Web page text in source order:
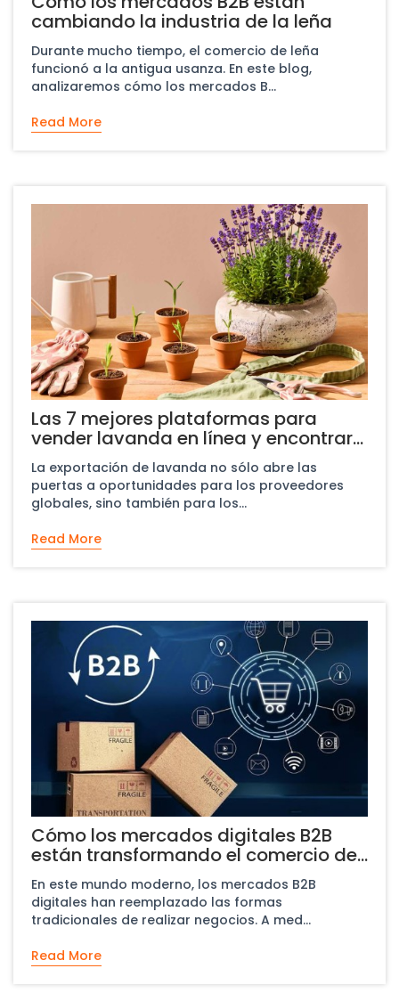
cambiando la industria de la leña
Durante mucho tiempo, el comercio de leña
funcionó a la antigua usanza. En este blog,
analizaremos cómo los mercados B...
Read More
Las 7 mejores plataformas para
vender lavanda en línea y encontrar
compradores mayoristas
La exportación de lavanda no sólo abre las
puertas a oportunidades para los proveedores
globales, sino también para los...
Read More
Cómo los mercados digitales B2B
están transformando el comercio de
mineral de oro
En este mundo moderno, los mercados B2B
digitales han reemplazado las formas
tradicionales de realizar negocios. A med...
Read More